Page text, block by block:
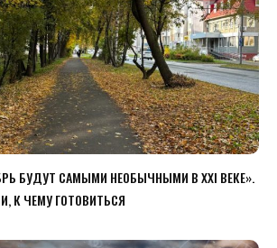
БУДУТ САМЫМИ НЕОБЫЧНЫМИ В XXI ВЕКЕ».
К ЧЕМУ ГОТОВИТЬСЯ